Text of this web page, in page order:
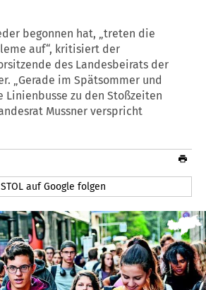
begonnen hat, „treten die
auf“, kritisiert der
des Landesbeirats der
„Gerade im Spätsommer und
Linienbusse zu den Stoßzeiten
Mussner verspricht
STOL auf Google folgen